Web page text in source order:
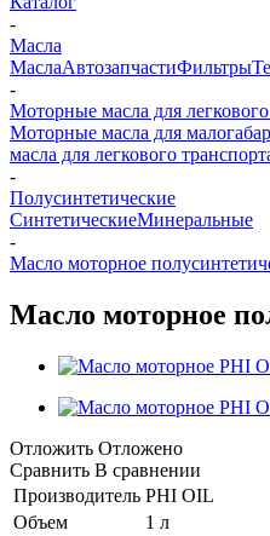
-
Масла
МаслаАвтозапчастиФильтры
-
Моторные масла для
Моторные масла для
масла для легкового
-
Полусинтетические
СинтетическиеМинеральные
-
Масло моторное
Масло моторное
Отложить Отложено
Сравнить В сравнении
Производитель PHI OIL
Объем
1 л